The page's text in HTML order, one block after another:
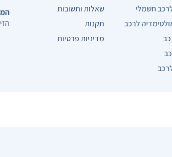
חשמלי
לרכב
שאלות ותשובות
תקנות
מדיניות פרטיות
הזית 10,